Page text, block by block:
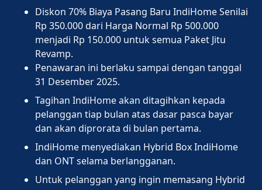
Diskon 70% Biaya Pasang Baru IndiHome Senilai
Rp 350.000 dari Harga Normal Rp 500.000
menjadi Rp 150.000 untuk semua Paket Jitu
Revamp.
Penawaran ini berlaku sampai dengan tanggal
31 Desember 2025.
Tagihan IndiHome akan ditagihkan kepada
pelanggan tiap bulan atas dasar pasca bayar
dan akan diprorata di bulan pertama.
IndiHome menyediakan Hybrid Box IndiHome
dan ONT selama berlangganan.
Untuk pelanggan yang ingin memasang Hybrid